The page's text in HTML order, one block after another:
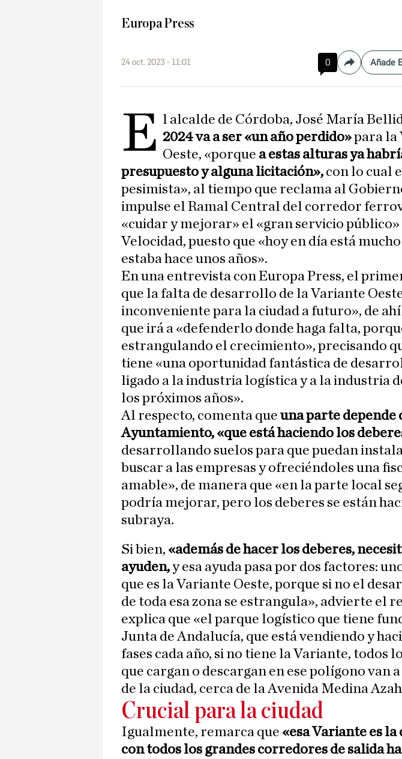
Europa Press
24 oct. 2023 - 11:01 0 Compartir
Añade
E l alcalde de Córdoba, José María
2024 va a ser «un año perdido»para la
Oeste, «porque a estas alturas ya
presupuesto y alguna licitación», con lo cual
pesimista», al tiempo que reclama al
impulse el Ramal Central del corredor
«cuidar y mejorar» el «gran servicio
Velocidad, puesto que «hoy en día está
estaba hace unos años».
En una entrevista con Europa Press, el
que la falta de desarrollo de la Variante
inconveniente para la ciudad a futuro», de ahí
que irá a «defenderlo donde haga falta,
estrangulando el crecimiento», precisando
tiene «una oportunidad fantástica de
ligado a la industria logística y a la industria
los próximos años».
Al respecto, comenta que una parte depende
Ayuntamiento, «que está haciendo los
desarrollando suelos para que puedan
buscar a las empresas y ofreciéndoles una
amable», de manera que «en la parte local
podría mejorar, pero los deberes se están
subraya.
Si bien, «además de hacer los deberes,
ayuden,y esa ayuda pasa por dos factores:
que es la Variante Oeste, porque si no el
de toda esa zona se estrangula», advierte el
explica que «el parque logístico que tiene
Junta de Andalucía, que está vendiendo y
fases cada año, si no tiene la Variante, todos
que cargan o descargan en ese polígono van
de la ciudad, cerca de la Avenida Medina
Crucial para la ciudad
Igualmente, remarca que «esa Variante es la
con todos los grandes corredores de salida